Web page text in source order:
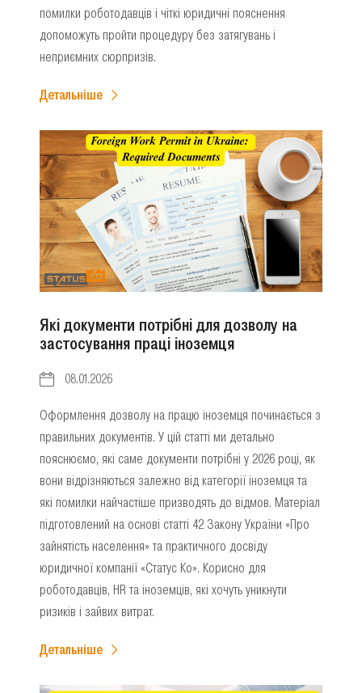
помилки роботодавців і чіткі юридичні пояснення
допоможуть пройти процедуру без затягувань і
неприємних сюрпризів.
Детальніше
Які документи потрібні для дозволу на
застосування праці іноземця
08.01.2026
Оформлення дозволу на працю іноземця починається з
правильних документів. У цій статті ми детально
пояснюємо, які саме документи потрібні у 2026 році, як
вони відрізняються залежно від категорії іноземця та
які помилки найчастіше призводять до відмов. Матеріал
підготовлений на основі статті 42 Закону України «Про
зайнятість населення» та практичного досвіду
юридичної компанії «Статус Ко». Корисно для
роботодавців, HR та іноземців, які хочуть уникнути
ризиків і зайвих витрат.
Детальніше